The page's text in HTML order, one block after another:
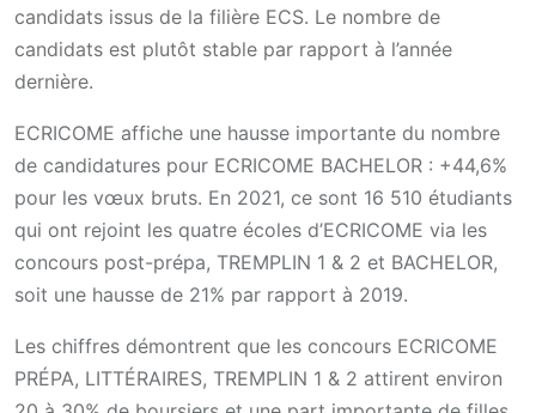
candidats issus de la filière ECS. Le nombre de
candidats est plutôt stable par rapport à l’année
dernière.
ECRICOME affiche une hausse importante du nombre
de candidatures pour ECRICOME BACHELOR : +44,6%
pour les vœux bruts. En 2021, ce sont 16 510 étudiants
qui ont rejoint les quatre écoles d’ECRICOME via les
concours post-prépa, TREMPLIN 1 & 2 et BACHELOR,
soit une hausse de 21% par rapport à 2019.
Les chiffres démontrent que les concours ECRICOME
PRÉPA, LITTÉRAIRES, TREMPLIN 1 & 2 attirent environ